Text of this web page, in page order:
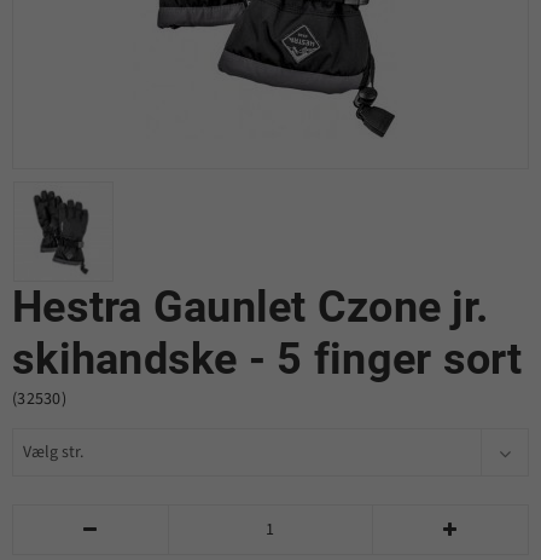
Hestra Gaunlet Czone jr.
skihandske - 5 finger sort
(32530)
 